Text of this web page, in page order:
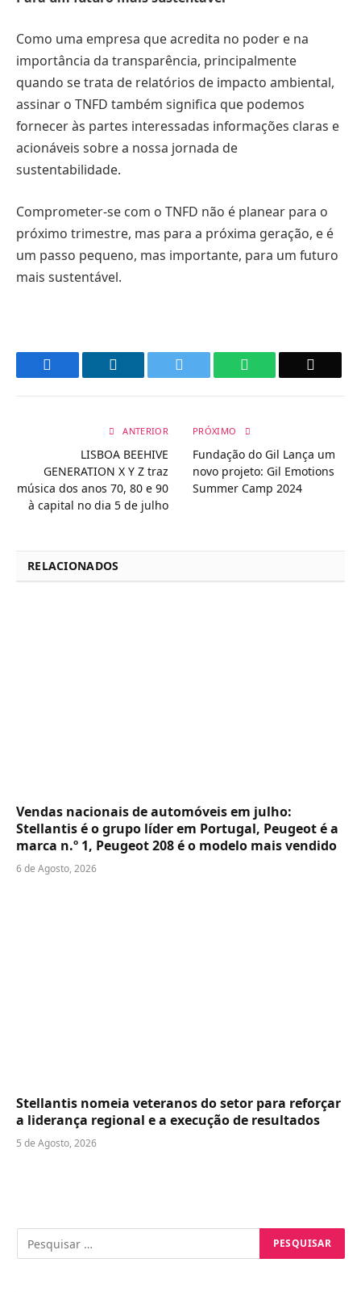
Como uma empresa que acredita no poder e na
importância da transparência, principalmente
quando se trata de relatórios de impacto ambiental,
assinar o TNFD também significa que podemos
fornecer às partes interessadas informações claras e
acionáveis sobre a nossa jornada de
sustentabilidade.
Comprometer-se com o TNFD não é planear para o
próximo trimestre, mas para a próxima geração, e é
um passo pequeno, mas importante, para um futuro
mais sustentável.
WhatsApp
ANTERIOR
LISBOA BEEHIVE
GENERATION X Y Z traz
música dos anos 70, 80 e 90
à capital no dia 5 de julho
PRÓXIMO
Fundação do Gil Lança um
novo projeto: Gil Emotions
Summer Camp 2024
RELACIONADOS
Vendas nacionais de automóveis em julho:
Stellantis é o grupo líder em Portugal, Peugeot é a
marca n.º 1, Peugeot 208 é o modelo mais vendido
6 de Agosto, 2026
Stellantis nomeia veteranos do setor para reforçar
a liderança regional e a execução de resultados
5 de Agosto, 2026